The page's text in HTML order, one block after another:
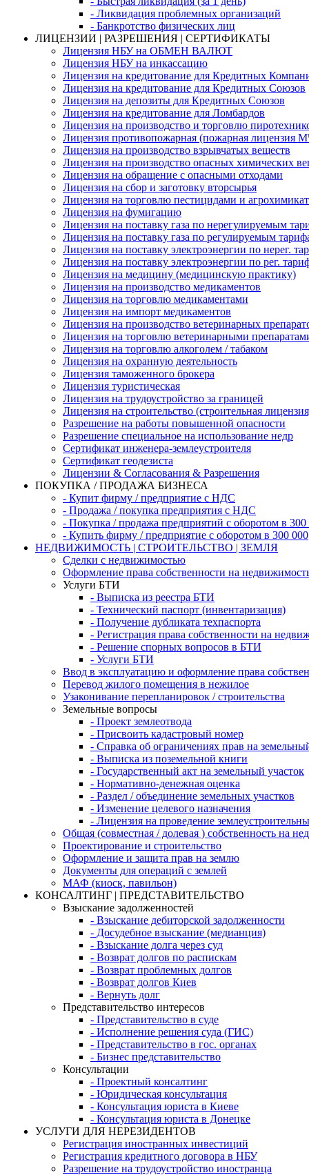
- Ликвидация проблемных организаций
- Банкротство физических лиц
ЛИЦЕНЗИИ | РАЗРЕШЕНИЯ | СЕРТИФИКАТЫ
Лицензия НБУ на ОБМЕН ВАЛЮТ
Лицензия НБУ на инкассацию
Лицензия на кредитование для Кредитных
Лицензия на кредитование для Кредитных Союзов
Лицензия на депозиты для Кредитных Союзов
Лицензия на кредитование для Ломбардов
Лицензия на производство и торговлю
Лицензия противопожарная (пожарная лицензия
Лицензия на производство взрывчатых веществ
Лицензия на производство опасных химических
Лицензия на обращение с опасными отходами
Лицензия на сбор и заготовку вторсырья
Лицензия на торговлю пестицидами и
Лицензия на фумигацию
Лицензия на поставку газа по нерегулируемым
Лицензия на поставку газа по регулируемым
Лицензия на поставку электроэнергии по нерег.
Лицензия на поставку электроэнергии по рег.
Лицензия на медицину (медицинскую практику)
Лицензия на производство медикаментов
Лицензия на торговлю медикаментами
Лицензия на импорт медикаментов
Лицензия на производство ветеринарных
Лицензия на торговлю ветеринарными
Лицензия на торговлю алкоголем / табаком
Лицензия на охранную деятельность
Лицензия таможенного брокера
Лицензия туристическая
Лицензия на трудоустройство за границей
Лицензия на строительство (строительная
Разрешение на работы повышенной опасности
Разрешение специальное на использование недр
Сертификат инженера-землеустроителя
Сертификат геодезиста
Лицензии & Согласования & Разрешения
ПОКУПКА / ПРОДАЖА БИЗНЕСА
- Купит фирму / предприятие с НДС
- Продажа / покупка предприятия с НДС
- Покупка / продажа предприятий с оборотом в 300
- Купить фирму / предприятие с оборотом в 300 000
НЕДВИЖИМОСТЬ | СТРОИТЕЛЬСТВО | ЗЕМЛЯ
Сделки с недвижимостью
Оформление права собственности на
Услуги БТИ
- Выписка из реестра БТИ
- Технический паспорт (инвентаризация)
- Получение дубликата техпаспорта
- Регистрация права собственности на
- Решение спорных вопросов в БТИ
- Услуги БТИ
Ввод в эксплуатацию и оформление права
Перевод жилого помещения в нежилое
Узаконивание перепланировок / строительства
Земельные вопросы
- Проект землеотвода
- Присвоить кадастровый номер
- Справка об ограничениях прав на
- Выписка из поземельной книги
- Государственный акт на земельный участок
- Нормативно-денежная оценка
- Раздел / объединение земельных участков
- Изменение целевого назначения
- Лицензия на проведение
Общая (совместная / долевая ) собственность на
Проектирование и строительство
Оформление и защита прав на землю
Документы для операций с землей
МАФ (киоск, павильон)
КОНСАЛТИНГ | ПРЕДСТАВИТЕЛЬСТВО
Взыскание задолженностей
- Взыскание дебиторской задолженности
- Досудебное взыскание (медианция)
- Взыскание долга через суд
- Возврат долгов по распискам
- Возврат проблемных долгов
- Возврат долгов Киев
- Вернуть долг
Представительство интересов
- Представительство в суде
- Исполнение решения суда (ГИС)
- Представительство в гос. органах
- Бизнес представительство
Консультации
- Проектный консалтинг
- Юридическая консультация
- Консультация юриста в Киеве
- Консультация юриста в Донецке
УСЛУГИ ДЛЯ НЕРЕЗИДЕНТОВ
Регистрация иностранных инвестиций
Регистрация кредитного договора в НБУ
Разрешение на трудоустройство иностранца